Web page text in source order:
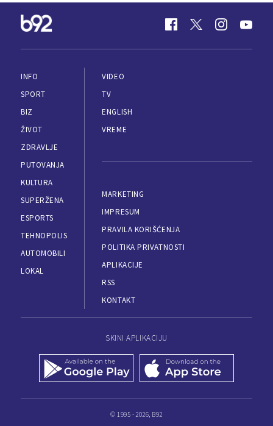
INFO
SPORT
BIZ
ŽIVOT
ZDRAVLJE
PUTOVANJA
KULTURA
SUPERŽENA
ESPORTS
TEHNOPOLIS
AUTOMOBILI
LOKAL
VIDEO
TV
ENGLISH
VREME
MARKETING
IMPRESUM
PRAVILA KORIŠĆENJA
POLITIKA PRIVATNOSTI
APLIKACIJE
RSS
KONTAKT
SKINI APLIKACIJU
© 1995 - 2026, B92